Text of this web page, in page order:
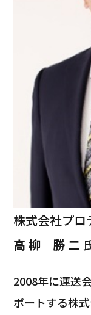
株式会社プ
高 柳 勝 二
2008年に運送
ポートする株